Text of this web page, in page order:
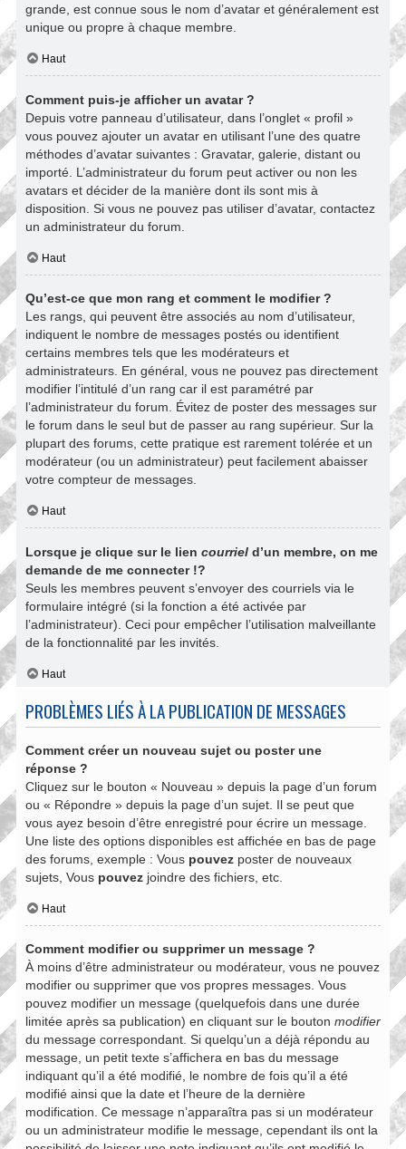
grande, est connue sous le nom d’avatar et généralement est
unique ou propre à chaque membre.
Haut
Comment puis-je afficher un avatar ?
Depuis votre panneau d’utilisateur, dans l’onglet « profil »
vous pouvez ajouter un avatar en utilisant l’une des quatre
méthodes d’avatar suivantes : Gravatar, galerie, distant ou
importé. L’administrateur du forum peut activer ou non les
avatars et décider de la manière dont ils sont mis à
disposition. Si vous ne pouvez pas utiliser d’avatar, contactez
un administrateur du forum.
Haut
Qu’est-ce que mon rang et comment le modifier ?
Les rangs, qui peuvent être associés au nom d’utilisateur,
indiquent le nombre de messages postés ou identifient
certains membres tels que les modérateurs et
administrateurs. En général, vous ne pouvez pas directement
modifier l’intitulé d’un rang car il est paramétré par
l’administrateur du forum. Évitez de poster des messages sur
le forum dans le seul but de passer au rang supérieur. Sur la
plupart des forums, cette pratique est rarement tolérée et un
modérateur (ou un administrateur) peut facilement abaisser
votre compteur de messages.
Haut
Lorsque je clique sur le lien courriel d’un membre, on me
demande de me connecter !?
Seuls les membres peuvent s’envoyer des courriels via le
formulaire intégré (si la fonction a été activée par
l’administrateur). Ceci pour empêcher l’utilisation malveillante
de la fonctionnalité par les invités.
Haut
PROBLÈMES LIÉS À LA PUBLICATION DE MESSAGES
Comment créer un nouveau sujet ou poster une
réponse ?
Cliquez sur le bouton « Nouveau » depuis la page d’un forum
ou « Répondre » depuis la page d’un sujet. Il se peut que
vous ayez besoin d’être enregistré pour écrire un message.
Une liste des options disponibles est affichée en bas de page
des forums, exemple : Vous pouvez poster de nouveaux
sujets, Vous pouvez joindre des fichiers, etc.
Haut
Comment modifier ou supprimer un message ?
À moins d’être administrateur ou modérateur, vous ne pouvez
modifier ou supprimer que vos propres messages. Vous
pouvez modifier un message (quelquefois dans une durée
limitée après sa publication) en cliquant sur le bouton modifier
du message correspondant. Si quelqu’un a déjà répondu au
message, un petit texte s’affichera en bas du message
indiquant qu’il a été modifié, le nombre de fois qu’il a été
modifié ainsi que la date et l’heure de la dernière
modification. Ce message n’apparaîtra pas si un modérateur
ou un administrateur modifie le message, cependant ils ont la